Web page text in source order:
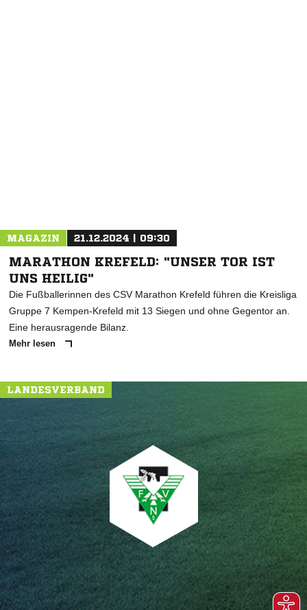
MAGAZIN 21.12.2024 | 09:30
MARATHON KREFELD: "UNSER TOR IST
UNS HEILIG"
Die Fußballerinnen des CSV Marathon Krefeld führen die Kreisliga
Gruppe 7 Kempen-Krefeld mit 13 Siegen und ohne Gegentor an.
Eine herausragende Bilanz.
Mehr lesen
LANDESVERBAND